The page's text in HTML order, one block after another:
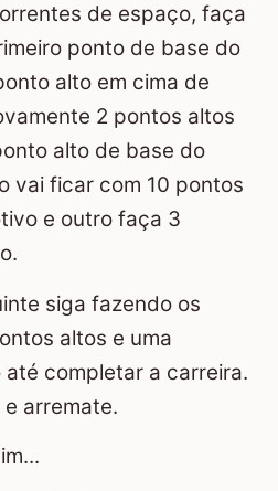
de espaço, faça
ponto de base do
alto em cima de
2 pontos altos
alto de base do
vai ficar com 10 pontos
e outro faça 3
siga fazendo os
altos e uma
completar a carreira.
arremate.